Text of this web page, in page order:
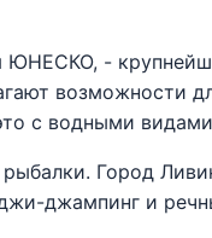
ЮНЕСКО, -
возможности
с водными
Город
джампинг и